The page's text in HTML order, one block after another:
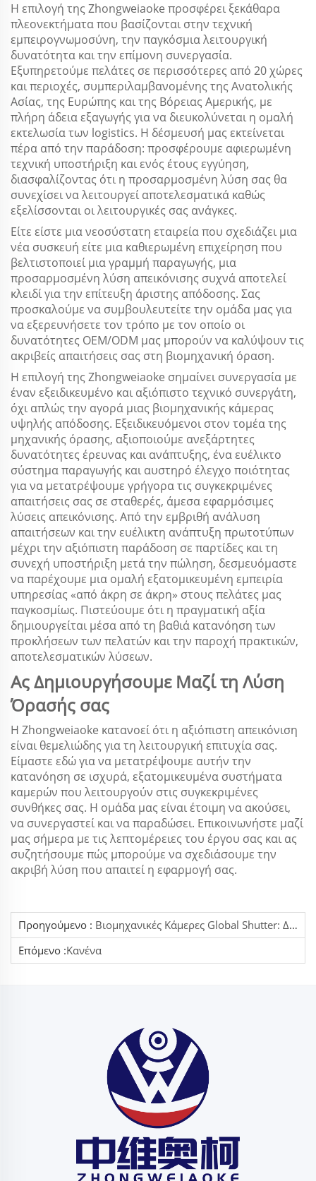
Η επιλογή της Zhongweiaoke προσφέρει ξεκάθαρα
πλεονεκτήματα που βασίζονται στην τεχνική
εμπειρογνωμοσύνη, την παγκόσμια λειτουργική
δυνατότητα και την επίμονη συνεργασία.
Εξυπηρετούμε πελάτες σε περισσότερες από 20 χώρες
και περιοχές, συμπεριλαμβανομένης της Ανατολικής
Ασίας, της Ευρώπης και της Βόρειας Αμερικής, με
πλήρη άδεια εξαγωγής για να διευκολύνεται η ομαλή
εκτελωσία των logistics. Η δέσμευσή μας εκτείνεται
πέρα από την παράδοση: προσφέρουμε αφιερωμένη
τεχνική υποστήριξη και ενός έτους εγγύηση,
διασφαλίζοντας ότι η προσαρμοσμένη λύση σας θα
συνεχίσει να λειτουργεί αποτελεσματικά καθώς
εξελίσσονται οι λειτουργικές σας ανάγκες.
Είτε είστε μια νεοσύστατη εταιρεία που σχεδιάζει μια
νέα συσκευή είτε μια καθιερωμένη επιχείρηση που
βελτιστοποιεί μια γραμμή παραγωγής, μια
προσαρμοσμένη λύση απεικόνισης συχνά αποτελεί
κλειδί για την επίτευξη άριστης απόδοσης. Σας
προσκαλούμε να συμβουλευτείτε την ομάδα μας για
να εξερευνήσετε τον τρόπο με τον οποίο οι
δυνατότητες OEM/ODM μας μπορούν να καλύψουν τις
ακριβείς απαιτήσεις σας στη βιομηχανική όραση.
Η επιλογή της Zhongweiaoke σημαίνει συνεργασία με
έναν εξειδικευμένο και αξιόπιστο τεχνικό συνεργάτη,
όχι απλώς την αγορά μιας βιομηχανικής κάμερας
υψηλής απόδοσης. Εξειδικευόμενοι στον τομέα της
μηχανικής όρασης, αξιοποιούμε ανεξάρτητες
δυνατότητες έρευνας και ανάπτυξης, ένα ευέλικτο
σύστημα παραγωγής και αυστηρό έλεγχο ποιότητας
για να μετατρέψουμε γρήγορα τις συγκεκριμένες
απαιτήσεις σας σε σταθερές, άμεσα εφαρμόσιμες
λύσεις απεικόνισης. Από την εμβριθή ανάλυση
απαιτήσεων και την ευέλικτη ανάπτυξη πρωτοτύπων
μέχρι την αξιόπιστη παράδοση σε παρτίδες και τη
συνεχή υποστήριξη μετά την πώληση, δεσμευόμαστε
να παρέχουμε μια ομαλή εξατομικευμένη εμπειρία
υπηρεσίας «από άκρη σε άκρη» στους πελάτες μας
παγκοσμίως. Πιστεύουμε ότι η πραγματική αξία
δημιουργείται μέσα από τη βαθιά κατανόηση των
προκλήσεων των πελατών και την παροχή πρακτικών,
αποτελεσματικών λύσεων.
Ας Δημιουργήσουμε Μαζί τη Λύση
Όρασής σας
Η Zhongweiaoke κατανοεί ότι η αξιόπιστη απεικόνιση
είναι θεμελιώδης για τη λειτουργική επιτυχία σας.
Είμαστε εδώ για να μετατρέψουμε αυτήν την
κατανόηση σε ισχυρά, εξατομικευμένα συστήματα
καμερών που λειτουργούν στις συγκεκριμένες
συνθήκες σας. Η ομάδα μας είναι έτοιμη να ακούσει,
να συνεργαστεί και να παραδώσει. Επικοινωνήστε μαζί
μας σήμερα με τις λεπτομέρειες του έργου σας και ας
συζητήσουμε πώς μπορούμε να σχεδιάσουμε την
ακριβή λύση που απαιτεί η εφαρμογή σας.
Προηγούμενο : Βιομηχανικές Κάμερες Global Shutter: Δυναμικοποίηση Της Ακρίβειας Σε Εφαρμογές Απεικόνισης Υψηλής Ταχύτητας
Επόμενο :Κανένα